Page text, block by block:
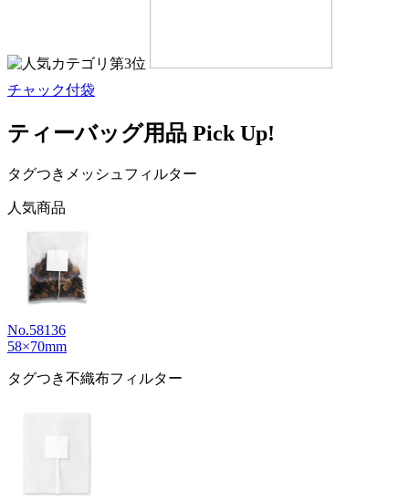
チャック付袋
ティーバッグ用品 Pick Up!
タグつきメッシュフィルター
人気商品
No.58136
58×70mm
タグつき不織布フィルター